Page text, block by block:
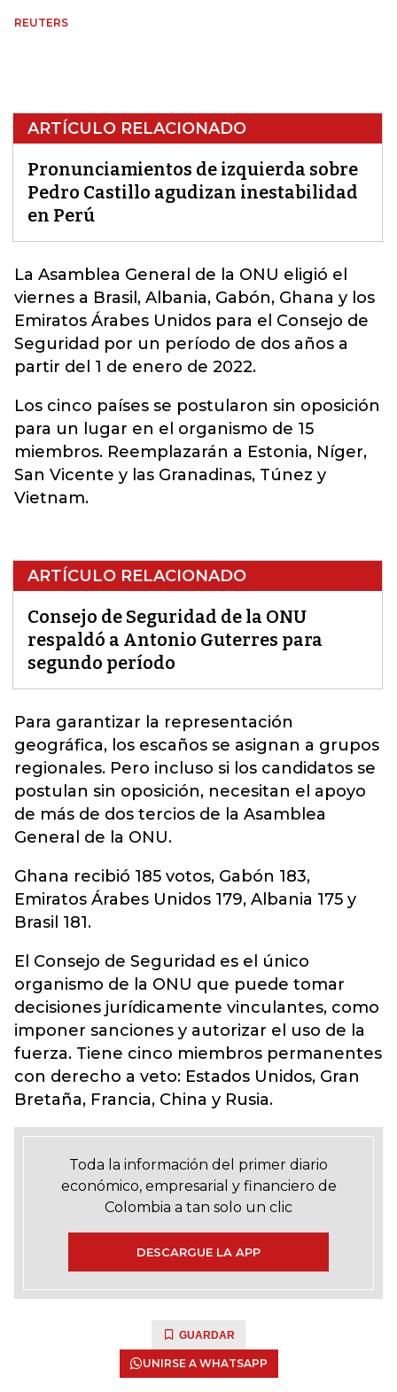
REUTERS
ARTÍCULO RELACIONADO
Pronunciamientos de izquierda sobre
Pedro Castillo agudizan inestabilidad
en Perú
La Asamblea General de la ONU eligió el
viernes a Brasil, Albania, Gabón, Ghana y los
Emiratos Árabes Unidos para el Consejo de
Seguridad por un período de dos años a
partir del 1 de enero de 2022.
Los cinco países se postularon sin oposición
para un lugar en el organismo de 15
miembros. Reemplazarán a Estonia, Níger,
San Vicente y las Granadinas, Túnez y
Vietnam.
ARTÍCULO RELACIONADO
Consejo de Seguridad de la ONU
respaldó a Antonio Guterres para
segundo período
Para garantizar la representación
geográfica, los escaños se asignan a grupos
regionales. Pero incluso si los candidatos se
postulan sin oposición, necesitan el apoyo
de más de dos tercios de la Asamblea
General de la ONU.
Ghana recibió 185 votos, Gabón 183,
Emiratos Árabes Unidos 179, Albania 175 y
Brasil 181.
El Consejo de Seguridad es el único
organismo de la ONU que puede tomar
decisiones jurídicamente vinculantes, como
imponer sanciones y autorizar el uso de la
fuerza. Tiene cinco miembros permanentes
con derecho a veto: Estados Unidos, Gran
Bretaña, Francia, China y Rusia.
Toda la información del primer diario
económico, empresarial y financiero de
Colombia a tan solo un clic
DESCARGUE LA APP
GUARDAR
UNIRSE A WHATSAPP